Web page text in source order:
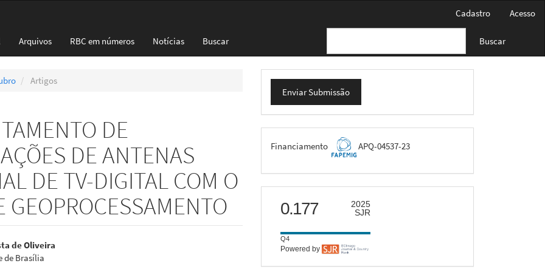
Cadastro Acesso
Arquivos RBC em números Notícias Buscar Buscar
Artigos
DE
DE ANTENAS
DE TV-DIGITAL COM O
GEOPROCESSAMENTO
de Oliveira
de Brasília
Enviar
Submissão
Enviar Submissão
FAPEMIG
Financiamento APQ-04537-23
scimago
0.177
2025
SJR
Q4
Powered by